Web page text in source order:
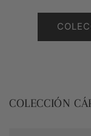
COLECCIÓN